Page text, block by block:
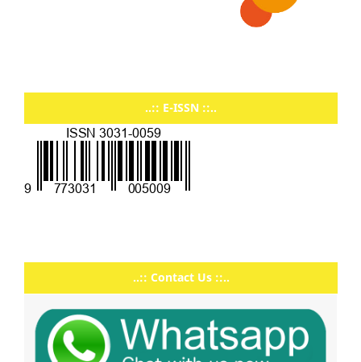
..:: E-ISSN ::..
..:: Contact Us ::..